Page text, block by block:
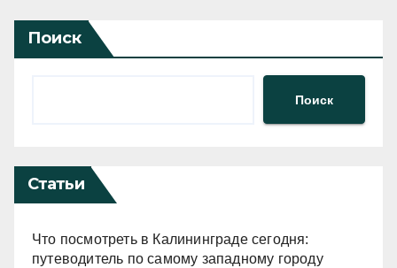
Поиск
Поиск
Статьи
Что посмотреть в Калининграде сегодня:
путеводитель по самому западному городу